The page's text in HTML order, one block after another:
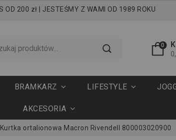
OD 200 zł | JESTEŚMY Z WAMI OD 1989 ROKU
0
BRAMKARZ LIFESTYLE
AKCESORIA
Kurtka ortalionowa Macron Rivendell 800003020900